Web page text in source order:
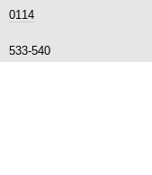
0114
533-540